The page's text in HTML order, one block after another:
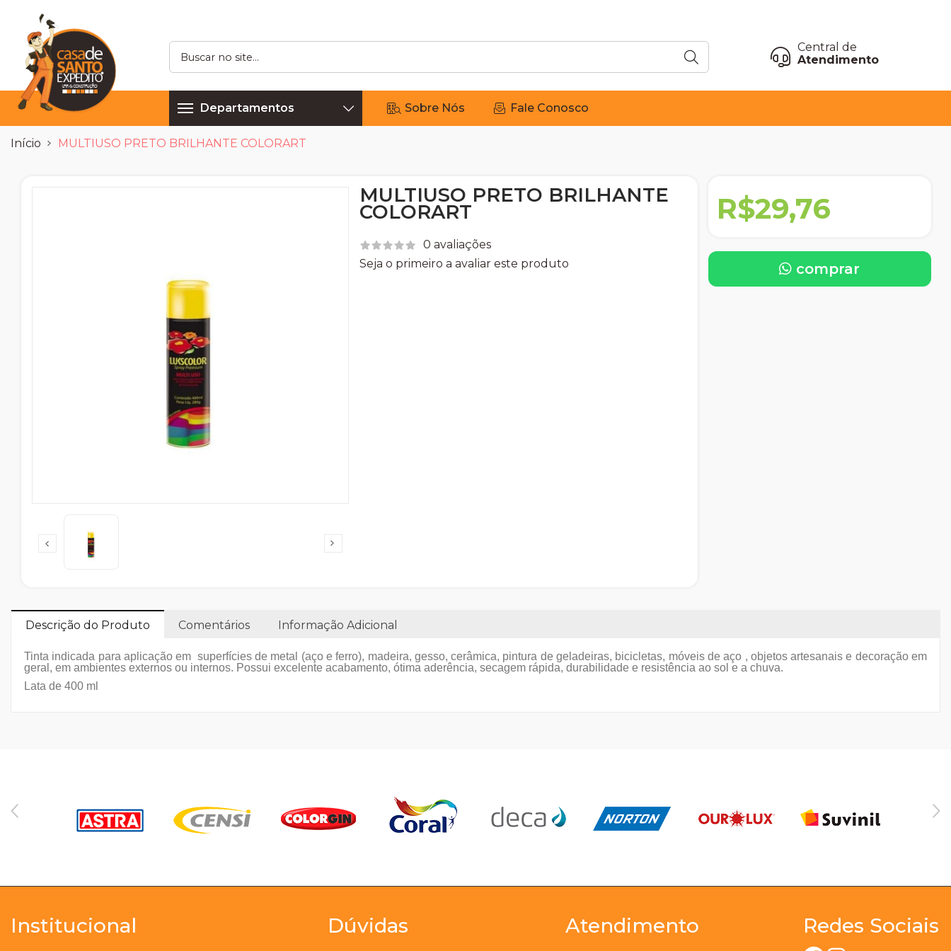
Central de
Atendimento
Departamentos Sobre Nós Fale Conosco
Início MULTIUSO PRETO BRILHANTE COLORART
MULTIUSO PRETO BRILHANTE
COLORART
0 avaliações
Seja o primeiro a avaliar este produto
R$29,76
comprar
Descrição do Produto Comentários Informação Adicional
Tinta indicada para aplicação em superfícies de metal (aço e ferro), madeira, gesso, cerâmica, pintura de geladeiras, bicicletas, móveis de aço , objetos artesanais e decoração em
geral, em ambientes externos ou internos. Possui excelente acabamento, ótima aderência, secagem rápida, durabilidade e resistência ao sol e a chuva.
Lata de 400 ml
Institucional Dúvidas Atendimento Redes Sociais